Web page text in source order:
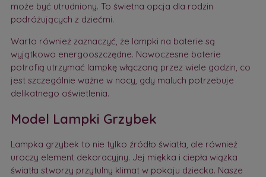
może być utrudniony. To świetna opcja dla rodzin
podróżujących z dziećmi.
Warto również zaznaczyć, że lampki na baterie są
wyjątkowo energooszczędne. Nowoczesne baterie
potrafią utrzymać lampkę włączoną przez wiele godzin, co
jest szczególnie ważne w nocy, gdy maluch potrzebuje
delikatnego oświetlenia.
Model Lampki Grzybek
Lampka grzybek to nie tylko źródło światła, ale również
uroczy element dekoracyjny. Jej miękka i ciepła wiązka
światła stworzy przytulny klimat w pokoju dziecka. Nasze